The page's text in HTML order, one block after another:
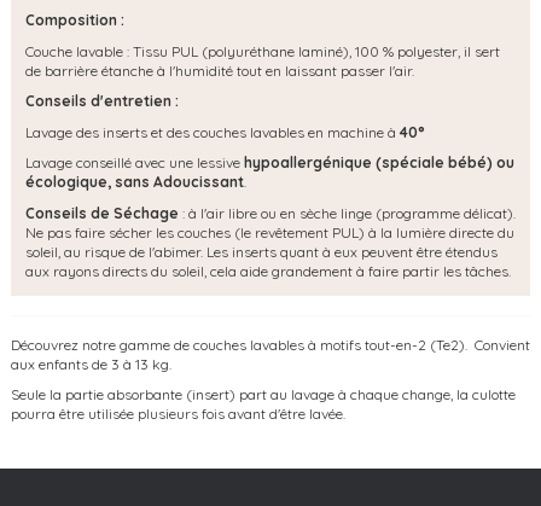
Composition :
Couche lavable : Tissu PUL (polyuréthane laminé), 100 % polyester, il sert
de barrière étanche à l'humidité tout en laissant passer l'air.
Conseils d'entretien :
Lavage des inserts et des couches lavables en machine à 40°
Lavage conseillé avec une lessive hypoallergénique (spéciale bébé) ou
écologique, sans Adoucissant.
Conseils de Séchage : à l'air libre ou en sèche linge (programme délicat).
Ne pas faire sécher les couches (le revêtement PUL) à la lumière directe du
soleil, au risque de l'abimer. Les inserts quant à eux peuvent être étendus
aux rayons directs du soleil, cela aide grandement à faire partir les tâches.
Découvrez notre gamme de couches lavables à motifs tout-en-2 (Te2). Convient
aux enfants de 3 à 13 kg.
Seule la partie absorbante (insert) part au lavage à chaque change, la culotte
pourra être utilisée plusieurs fois avant d'être lavée.